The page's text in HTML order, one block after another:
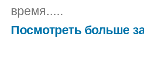
время.....
Посмотреть больше